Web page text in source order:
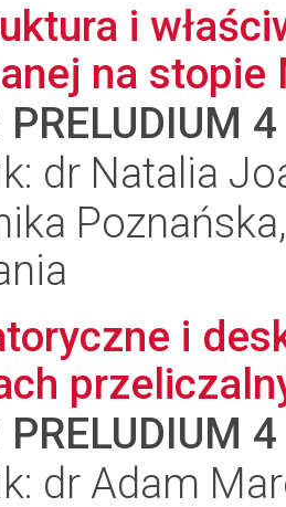
i
na stopie
PRELUDIUM 4
dr Natalia
i
PRELUDIUM 4
dr Adam